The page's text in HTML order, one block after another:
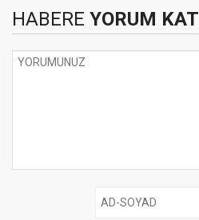
HABERE YORUM KAT